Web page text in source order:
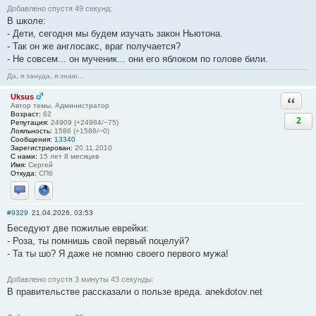
Добавлено спустя 49 секунд:
В школе:
- Дети, сегодня мы будем изучать закон Ньютона.
- Так он же англосакс, враг получается?
- Не совсем... он мученик... они его яблоком по голове били.
Да, я зануда, я знаю...
Uksus
Автор темы, Администратор
Возраст: 62
Репутация: 24909 (+24984/−75)
Лояльность: 1586 (+1586/−0)
Сообщения: 13340
Зарегистрирован: 20.11.2010
С нами: 15 лет 8 месяцев
Имя: Сергей
Откуда: СПб
Отправить личное сообщение
Сайт
2
#9329 21.04.2026, 03:53
Беседуют две пожилые еврейки:
- Роза, ты помнишь свой первый поцелуй?
- Та ты шо? Я даже не помню своего первого мужа!
Добавлено спустя 3 минуты 43 секунды:
В правительстве рассказали о пользе вреда. anekdotov.net